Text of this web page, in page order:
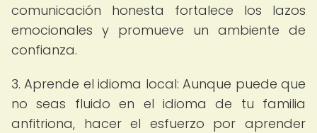
comunicación honesta fortalece los lazos
emocionales y promueve un ambiente de
confianza.
3. Aprende el idioma local: Aunque puede que
no seas fluido en el idioma de tu familia
anfitriona, hacer el esfuerzo por aprender